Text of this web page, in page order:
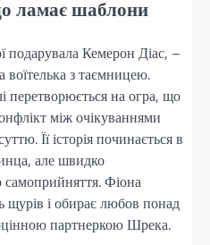
ламає шаблони
подарувала Кемерон Діас, –
воїтелька з таємницею.
перетворюється на огра, що
між очікуваннями
Її історія починається в
але швидко
Фіона
щурів і обирає любов понад
партнеркою Шрека.